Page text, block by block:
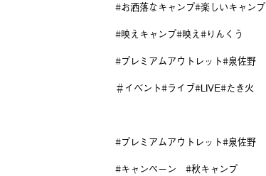
#お洒落なキャンプ#楽しいキャンプ
#映えキャンプ#映え#りんくう
#プレミアムアウトレット#泉佐野
＃イベント#ライブ#LIVE#たき火
#プレミアムアウトレット#泉佐野
#キャンペーン #秋キャンプ